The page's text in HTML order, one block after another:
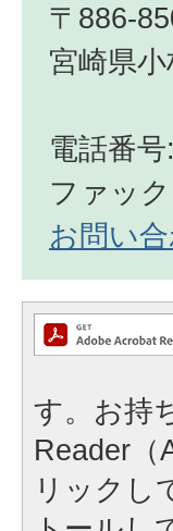
〒886-
宮崎県
電話番
ファッ
お問い
す。お持
Reader（
リックし